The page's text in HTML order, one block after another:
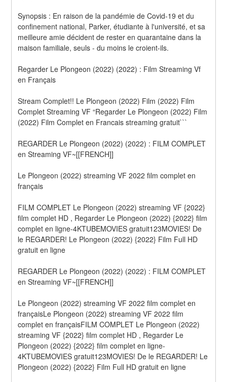
Synopsis : En raison de la pandémie de Covid-19 et du
confinement national, Parker, étudiante à l'université, et sa
meilleure amie décident de rester en quarantaine dans la
maison familiale, seuls - du moins le croient-ils.
Regarder Le Plongeon (2022) (2022) : Film Streaming Vf
en Français
Stream Complet!! Le Plongeon (2022) Film (2022) Film
Complet Streaming VF “Regarder Le Plongeon (2022) Film
(2022) Film Complet en Francais streaming gratuit```
REGARDER Le Plongeon (2022) (2022) : FILM COMPLET
en Streaming VF~[[FRENCH]]
Le Plongeon (2022) streaming VF 2022 film complet en
français
FILM COMPLET Le Plongeon (2022) streaming VF {2022}
film complet HD , Regarder Le Plongeon (2022) {2022} film
complet en ligne-4KTUBEMOVIES gratuit123MOVIES! De
le REGARDER! Le Plongeon (2022) {2022} Film Full HD
gratuit en ligne
REGARDER Le Plongeon (2022) (2022) : FILM COMPLET
en Streaming VF~[[FRENCH]]
Le Plongeon (2022) streaming VF 2022 film complet en
françaisLe Plongeon (2022) streaming VF 2022 film
complet en françaisFILM COMPLET Le Plongeon (2022)
streaming VF {2022} film complet HD , Regarder Le
Plongeon (2022) {2022} film complet en ligne-
4KTUBEMOVIES gratuit123MOVIES! De le REGARDER! Le
Plongeon (2022) {2022} Film Full HD gratuit en ligne